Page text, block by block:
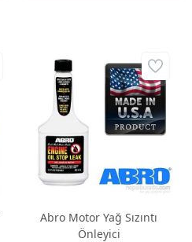
Abro Motor Yağ Sızıntı
Önleyici